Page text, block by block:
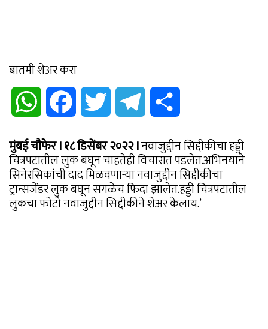
बातमी शेअर करा
WhatsApp Facebook Twitter Telegram
मुंबई चौफेर I १८ डिसेंबर २०२२ Iनवाजुद्दीन सिद्दीकीचा हड्डी
चित्रपटातील लुक बघून चाहतेही विचारात पडलेत.अभिनयाने
सिनेरसिकांची दाद मिळवणाऱ्या नवाजुद्दीन सिद्दीकीचा
ट्रान्सजेंडर लुक बघून सगळेच फिदा झालेत.हड्डी चित्रपटातील
लुकचा फोटो नवाजुद्दीन सिद्दीकीने शेअर केलाय.’